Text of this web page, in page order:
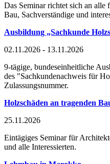
Das Seminar richtet sich an
Bau, Sachverständige und
Ausbildung „Sachkunde
02.11.2026 - 13.11.2026
9-tägige, bundeseinheitliche
des "Sachkundenachweis für
Zulassungsnummer.
Holzschäden an tragenden
25.11.2026
Eintägiges Seminar für
und alle Interessierten.